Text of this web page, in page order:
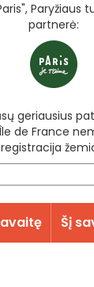
Paryžiaus
partnerė:
geriausius
de France
registracija
Šį